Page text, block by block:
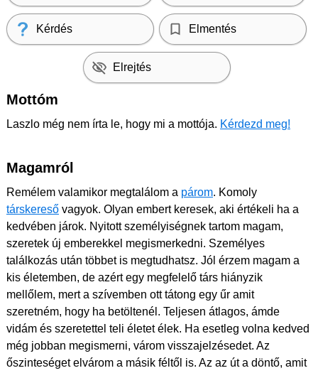
Kérdés Elmentés
Elrejtés
Mottóm
Laszlo még nem írta le, hogy mi a mottója. Kérdezd meg!
Magamról
Remélem valamikor megtalálom a párom. Komoly
társkereső vagyok. Olyan embert keresek, aki értékeli ha a
kedvében járok. Nyitott személyiségnek tartom magam,
szeretek új emberekkel megismerkedni. Személyes
találkozás után többet is megtudhatsz. Jól érzem magam a
kis életemben, de azért egy megfelelő társ hiányzik
mellőlem, mert a szívemben ott tátong egy űr amit
szeretném, hogy ha betöltenél. Teljesen átlagos, ámde
vidám és szeretettel teli életet élek. Ha esetleg volna kedved
még jobban megismerni, várom visszajelzésedet. Az
őszinteséget elvárom a másik féltől is. Az az út a döntő, amit